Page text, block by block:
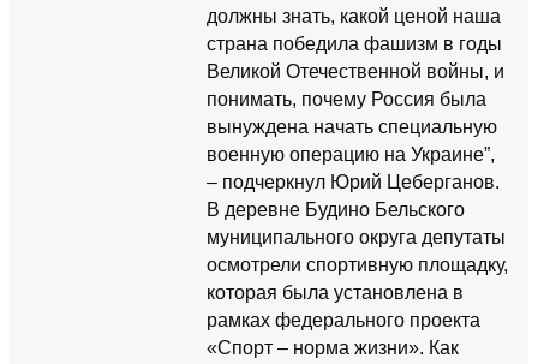
должны знать, какой ценой наша
страна победила фашизм в годы
Великой Отечественной войны, и
понимать, почему Россия была
вынуждена начать специальную
военную операцию на Украине”,
– подчеркнул Юрий Цеберганов.
В деревне Будино Бельского
муниципального округа депутаты
осмотрели спортивную площадку,
которая была установлена в
рамках федерального проекта
«Спорт – норма жизни». Как